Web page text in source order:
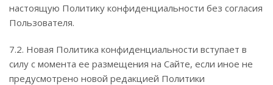
настоящую Политику конфиденциальности без согласия
Пользователя.
7.2. Новая Политика конфиденциальности вступает в
силу с момента ее размещения на Сайте, если иное не
предусмотрено новой редакцией Политики